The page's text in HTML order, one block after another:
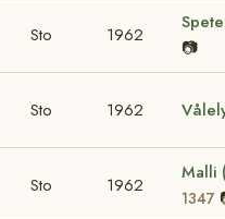
Sto 1962
📷
Sto 1962
Sto 1962
Malli
1347